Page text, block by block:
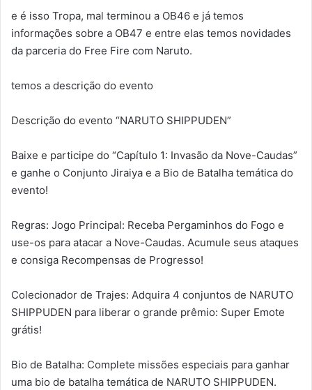
e é isso Tropa, mal terminou a OB46 e já temos
informações sobre a OB47 e entre elas temos novidades
da parceria do Free Fire com Naruto.
temos a descrição do evento
Descrição do evento “NARUTO SHIPPUDEN”
Baixe e participe do “Capítulo 1: Invasão da Nove-Caudas”
e ganhe o Conjunto Jiraiya e a Bio de Batalha temática do
evento!
Regras: Jogo Principal: Receba Pergaminhos do Fogo e
use-os para atacar a Nove-Caudas. Acumule seus ataques
e consiga Recompensas de Progresso!
Colecionador de Trajes: Adquira 4 conjuntos de NARUTO
SHIPPUDEN para liberar o grande prêmio: Super Emote
grátis!
Bio de Batalha: Complete missões especiais para ganhar
uma bio de batalha temática de NARUTO SHIPPUDEN.